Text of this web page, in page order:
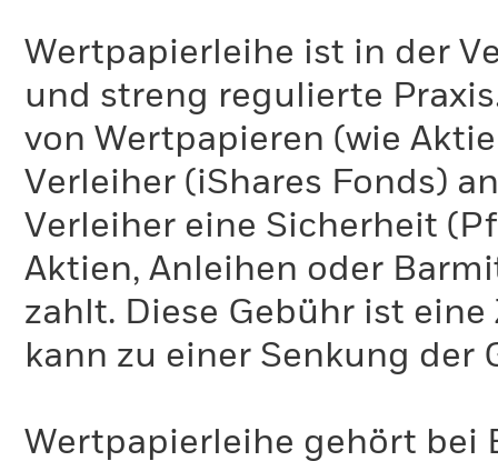
Wertpapierleihe ist in der
und streng regulierte
von Wertpapieren (wie
Verleiher (iShares Fonds)
Verleiher eine Sicherheit
Aktien, Anleihen oder
zahlt. Diese Gebühr ist
kann zu einer Senkung der
Wertpapierleihe gehört bei